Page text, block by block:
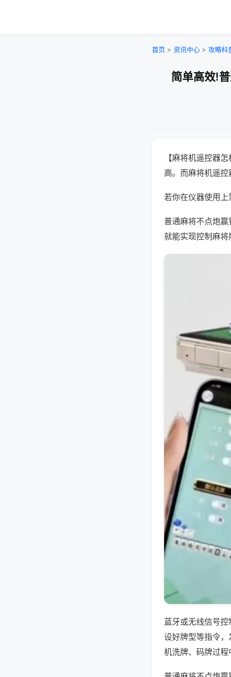
首页 > 资讯中心 > 攻略科
简单高效!
【麻将机遥控器
高。而麻将机遥控
若你在仪器使用
普通麻将不点炮
就能实现控制麻将
蓝牙或无线信号
设好牌型等指令
机洗牌、码牌过程